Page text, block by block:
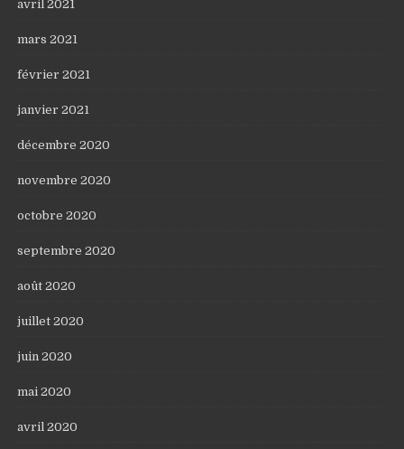
avril 2021
mars 2021
février 2021
janvier 2021
décembre 2020
novembre 2020
octobre 2020
septembre 2020
août 2020
juillet 2020
juin 2020
mai 2020
avril 2020